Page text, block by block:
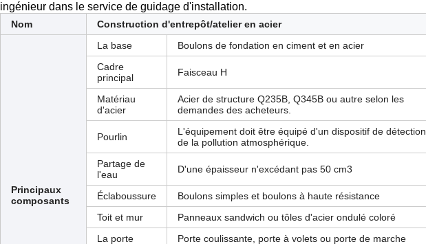
ingénieur dans le service de guidage d'installation.
Nom Construction d'entrepôt/atelier en acier
Principaux
composants
La base
Boulons de fondation en ciment et en acier
Cadre
principal
Faisceau H
Matériau
d'acier
Acier de structure Q235B, Q345B ou autre selon les
demandes des acheteurs.
Pourlin
L'équipement doit être équipé d'un dispositif de détection
de la pollution atmosphérique.
Partage de
l'eau
D'une épaisseur n'excédant pas 50 cm3
Éclaboussure
Boulons simples et boulons à haute résistance
Toit et mur
Panneaux sandwich ou tôles d'acier ondulé coloré
La porte
Porte coulissante, porte à volets ou porte de marche